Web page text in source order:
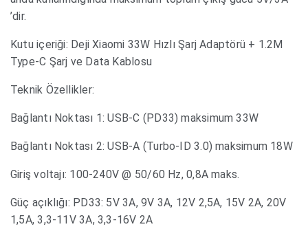
’dir.
Kutu içeriği: Deji Xiaomi 33W Hızlı Şarj Adaptörü + 1.2M
Type-C Şarj ve Data Kablosu
Teknik Özellikler:
Bağlantı Noktası 1: USB-C (PD33) maksimum 33W
Bağlantı Noktası 2: USB-A (Turbo-ID 3.0) maksimum 18W
Giriş voltajı: 100-240V @ 50/60 Hz, 0,8A maks.
Güç açıklığı: PD33: 5V 3A, 9V 3A, 12V 2,5A, 15V 2A, 20V
1,5A, 3,3-11V 3A, 3,3-16V 2A